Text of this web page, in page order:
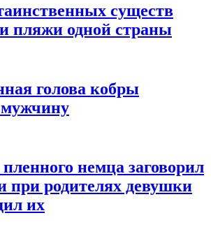
существ
пляжи одной страны
голова кобры
немца заговорил
при родителях девушки
их